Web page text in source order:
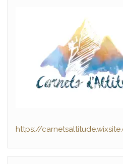
https://